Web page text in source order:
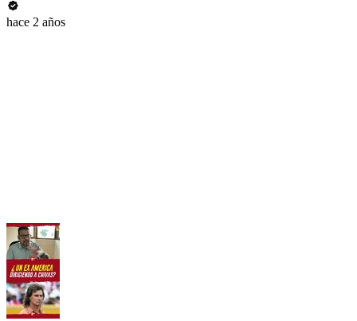
hace 2 años